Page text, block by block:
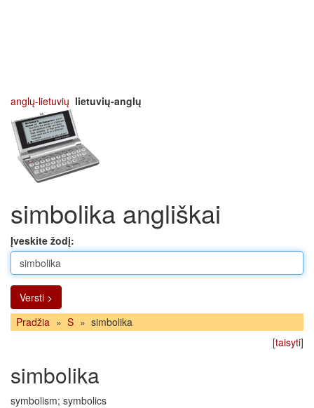
anglų-lietuvių lietuvių-anglų
simbolika angliškai
Įveskite žodį:
Versti >
Pradžia » S » simbolika
[taisyti]
simbolika
symbolism; symbolics